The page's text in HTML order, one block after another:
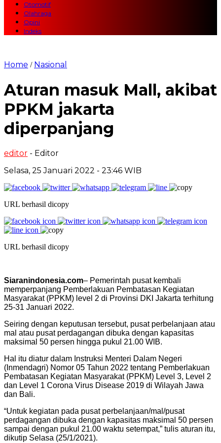
Otomotif
Olahraga
Opini
Indeks
Home / Nasional
Aturan masuk Mall, akibat
PPKM jakarta
diperpanjang
editor - Editor
Selasa, 25 Januari 2022 - 23:46 WIB
URL berhasil dicopy
URL berhasil dicopy
Siaranindonesia.com– Pemerintah pusat kembali
memperpanjang Pemberlakuan Pembatasan Kegiatan
Masyarakat (PPKM) level 2 di Provinsi DKI Jakarta terhitung
25-31 Januari 2022.
Seiring dengan keputusan tersebut, pusat perbelanjaan atau
mal atau pusat perdagangan dibuka dengan kapasitas
maksimal 50 persen hingga pukul 21.00 WIB.
Hal itu diatur dalam Instruksi Menteri Dalam Negeri
(Inmendagri) Nomor 05 Tahun 2022 tentang Pemberlakuan
Pembatasan Kegiatan Masyarakat (PPKM) Level 3, Level 2
dan Level 1 Corona Virus Disease 2019 di Wilayah Jawa
dan Bali.
“Untuk kegiatan pada pusat perbelanjaan/mal/pusat
perdagangan dibuka dengan kapasitas maksimal 50 persen
sampai dengan pukul 21.00 waktu setempat,” tulis aturan itu,
dikutip Selasa (25/1/2021).